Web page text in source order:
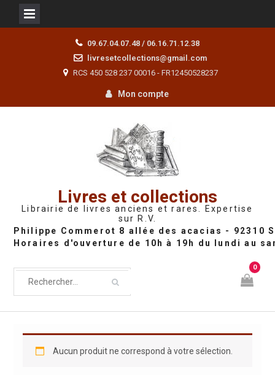
09.67.04.07.48 / 06.16.71.12.38
livresetcollections@gmail.com
RCS 450 528 237 00016 - FR12450528237
Mon compte
Livres et collections
Librairie de livres anciens et rares. Expertise
sur R.V.
0
Aucun produit ne correspond à votre sélection.